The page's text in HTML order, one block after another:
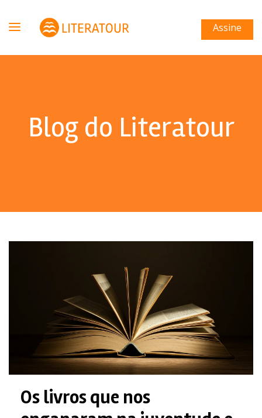
Assine
Blog do Literatour
Os livros que nos